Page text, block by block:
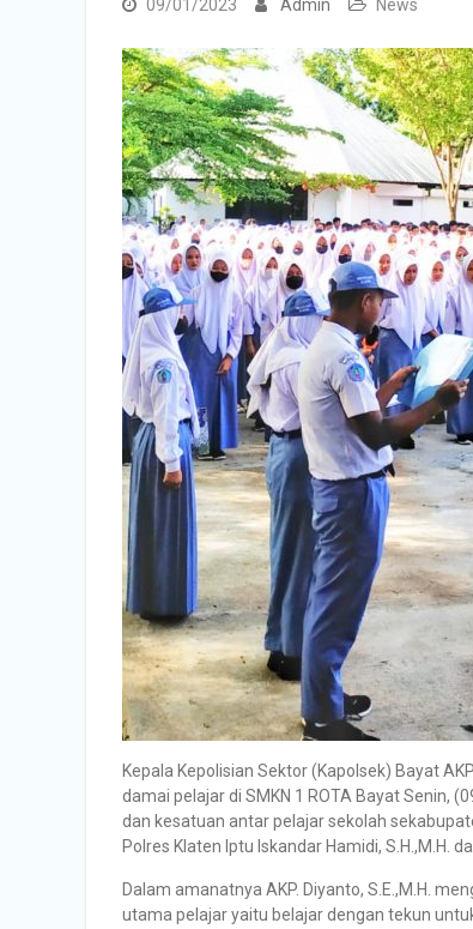
09/01/2023 Admin News
Kepala Kepolisian Sektor (Kapolsek) Bayat
damai pelajar di SMKN 1 ROTA Bayat Senin,
dan kesatuan antar pelajar sekolah
Polres Klaten Iptu Iskandar Hamidi, S.H.,M.H.
Dalam amanatnya AKP. Diyanto, S.E.,M.H.
utama pelajar yaitu belajar dengan tekun